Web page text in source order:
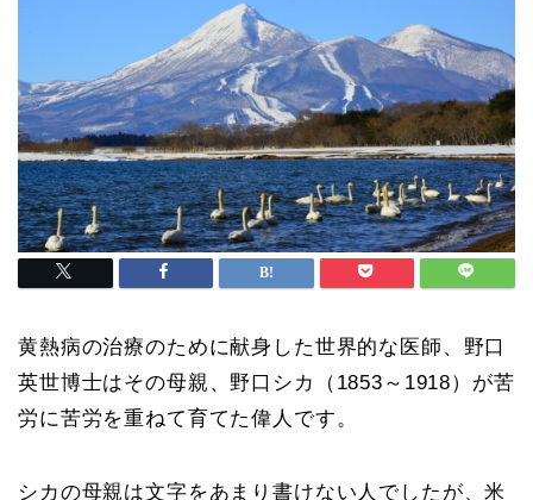
黄熱病の治療のために献身した世界的な医師、 野口
英世博士はその母親、野口シカ（1853～1918）が苦
労に苦労を重ねて育てた偉人です。
シカの母親は文字をあまり書けない人でしたが、米